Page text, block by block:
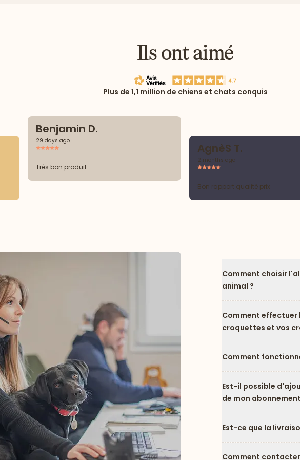
Ils ont aimé
Plus de 1,1 million de chiens et chats conquis
Benjamin D.
29 days ago
Très bon produit
AgnèS T.
2 months ago
Bon rapport qualité prix
Comment choisir
animal ?
Comment effectuer
croquettes et vos
Comment
Est-il possible
de mon
Est-ce que la
Comment